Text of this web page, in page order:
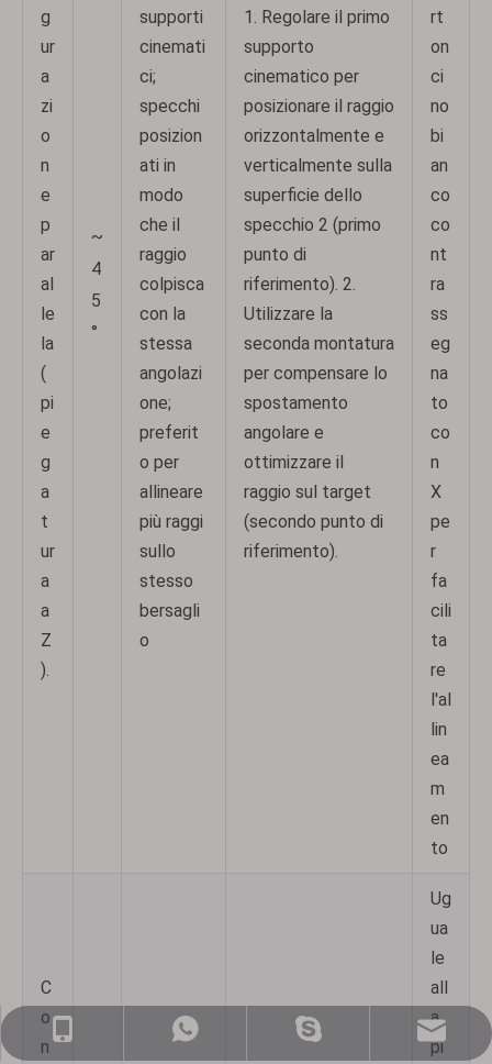
g
ur
a
zi
o
n
e
p
ar
al
le
la
(
pi
e
g
a
t
ur
a
a
Z
).
~
4
5
°
supporti
cinemati
ci;
specchi
posizion
ati in
modo
che il
raggio
colpisca
con la
stessa
angolazi
one;
preferit
o per
allineare
più raggi
sullo
stesso
bersagli
o
1. Regolare il primo
supporto
cinematico per
posizionare il raggio
orizzontalmente e
verticalmente sulla
superficie dello
specchio 2 (primo
punto di
riferimento). 2.
Utilizzare la
seconda montatura
per compensare lo
spostamento
angolare e
ottimizzare il
raggio sul target
(secondo punto di
riferimento).
rt
on
ci
no
bi
an
co
co
nt
ra
ss
eg
na
to
co
n
X
pe
r
fa
cili
ta
re
l'al
lin
ea
m
en
to
C
o
n
Ug
ua
le
all
a
pi
+86-159-5177-5819
+86 15951775819
sales@nj-optics.com